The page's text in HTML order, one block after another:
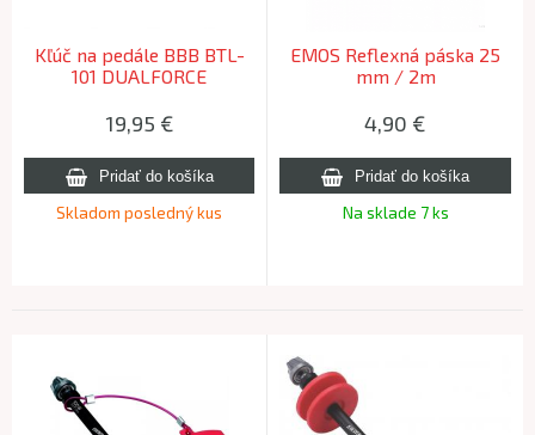
Kľúč na pedále BBB BTL-
101 DUALFORCE
19,95 €
Skladom posledný kus
EMOS Reflexná páska 25
mm / 2m
4,90 €
Na sklade 7 ks